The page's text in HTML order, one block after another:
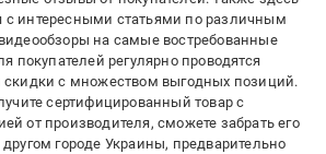
с интересными статьями по различным
на самые востребованные
покупателей регулярно проводятся
с множеством выгодных позиций.
сертифицированный товар с
от производителя, сможете забрать его
городе Украины, предварительно